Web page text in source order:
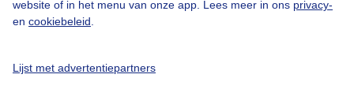
website of in het menu van onze app. Lees meer in ons privacy-
en cookiebeleid
Lijst met advertentiepartners
Cookie beleid